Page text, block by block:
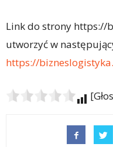
Link do strony https://
utworzyć w
https://